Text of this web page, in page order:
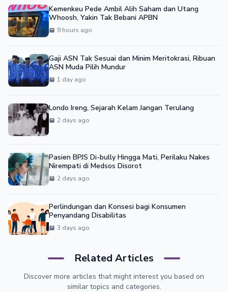
Kemenkeu Pede Ambil Alih Saham dan Utang
Whoosh, Yakin Tak Bebani APBN
9 hours ago
Gaji ASN Tak Sesuai dan Minim Meritokrasi, Ribuan
ASN Muda Pilih Mundur
1 day ago
Londo Ireng, Sejarah Kelam Jangan Terulang
2 days ago
Pasien BPJS Di-bully Hingga Mati, Perilaku Nakes
Nirempati di Medsos Disorot
2 days ago
Perlindungan dan Konsesi bagi Konsumen
Penyandang Disabilitas
3 days ago
Related Articles
Discover more articles that might interest you based on
similar topics and categories.